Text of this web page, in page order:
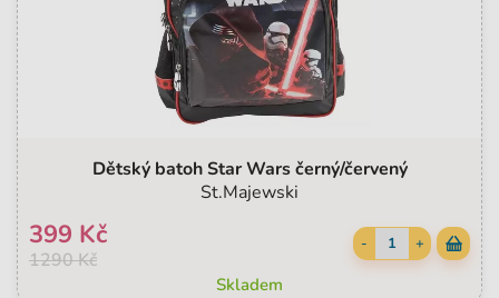
Dětský batoh Star Wars černý/červený
St.Majewski
1290 Kč
399 Kč - +
Skladem